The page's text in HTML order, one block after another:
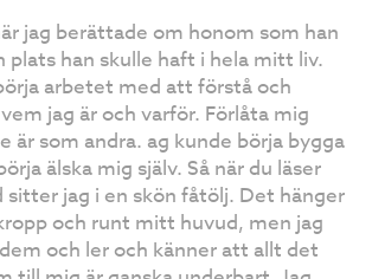
jag berättade om honom som han
plats han skulle haft i hela mitt liv.
arbetet med att förstå och
jag är och varför. Förlåta mig
är som andra. ag kunde börja bygga
älska mig själv. Så när du läser
sitter jag i en skön fåtölj. Det hänger
och runt mitt huvud, men jag
och ler och känner att allt det